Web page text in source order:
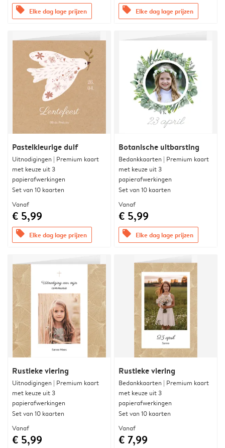
offers Elke dag lage prijzen offers Elke dag lage prijzen
Pastelkleurige duif
Uitnodigingen | Premium kaart
met keuze uit 3
papierafwerkingen
Set van 10 kaarten
Vanaf
€ 5,99
offers Elke dag lage prijzen
Botanische uitbarsting
Bedankkaarten | Premium kaart
met keuze uit 3
papierafwerkingen
Set van 10 kaarten
Vanaf
€ 5,99
offers Elke dag lage prijzen
Rustieke viering
Uitnodigingen | Premium kaart
met keuze uit 3
papierafwerkingen
Set van 10 kaarten
Vanaf
€ 5,99
Rustieke viering
Bedankkaarten | Premium kaart
met keuze uit 3
papierafwerkingen
Set van 10 kaarten
Vanaf
€ 7,99